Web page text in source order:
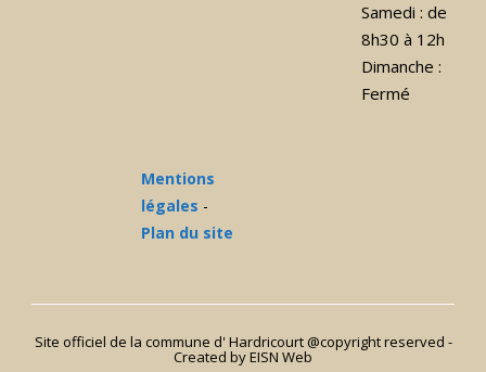
Samedi : de
8h30 à 12h
Dimanche :
Fermé
Mentions
légales -
Plan du site
Site officiel de la commune d' Hardricourt @copyright reserved -
Created by EISN Web